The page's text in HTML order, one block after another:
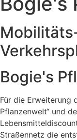
Bogie's
Für die Erweiterung
Pflanzenwelt“ und
Straßennetz die